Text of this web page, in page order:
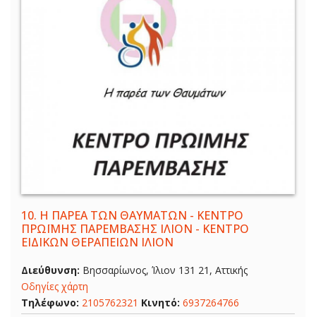
10. Η ΠΑΡΕΑ ΤΩΝ ΘΑΥΜΑΤΩΝ - ΚΕΝΤΡΟ
ΠΡΩΪΜΗΣ ΠΑΡΕΜΒΑΣΗΣ ΙΛΙΟΝ - ΚΕΝΤΡΟ
ΕΙΔΙΚΩΝ ΘΕΡΑΠΕΙΩΝ ΙΛΙΟΝ
Διεύθυνση: Βησσαρίωνος, Ίλιον 131 21, Αττικής
Οδηγίες χάρτη
Τηλέφωνο: 2105762321 Κινητό: 6937264766